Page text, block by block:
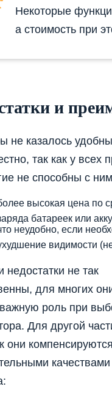
Некоторые
а стоимость при
и
не казалось
так как у всех
не способны с
высокая цена по
батареек или
неудобно, если
видимости
недостатки не так
для многих
роль при
Для другой
они компенсируются
качествами